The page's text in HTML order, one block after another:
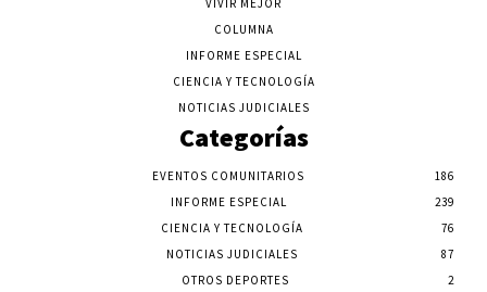
COLUMNA
INFORME ESPECIAL
CIENCIA Y TECNOLOGÍA
NOTICIAS JUDICIALES
Categorías
EVENTOS COMUNITARIOS
186
INFORME ESPECIAL
239
CIENCIA Y TECNOLOGÍA
76
NOTICIAS JUDICIALES
87
OTROS DEPORTES
2